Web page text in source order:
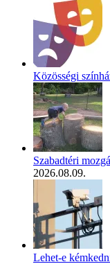
Közösségi
Szabadtéri
2026.08.09.
Lehet-e